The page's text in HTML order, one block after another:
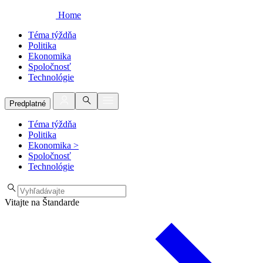
Home
Téma týždňa
Politika
Ekonomika
Spoločnosť
Technológie
Predplatné
Téma týždňa
Politika
Ekonomika >
Spoločnosť
Technológie
Vitajte na Štandarde